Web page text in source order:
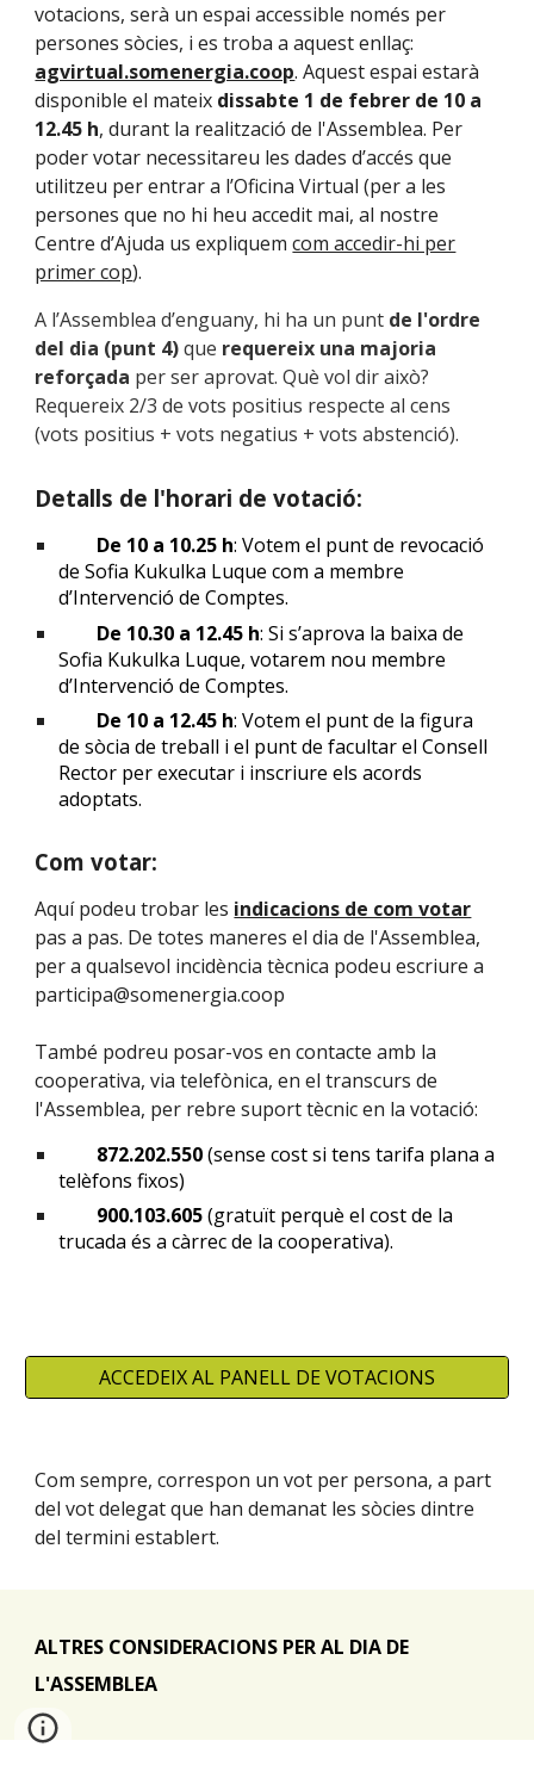
votacions, serà un espai accessible només per
persones sòcies, i es troba a aquest enllaç:
agvirtual.somenergia.coop. Aquest espai estarà
disponible el mateix dissabte 1 de febrer de 10 a
12.45 h, durant la realització de l'Assemblea. Per
poder votar necessitareu les dades d’accés que
utilitzeu per entrar a l’Oficina Virtual (per a les
persones que no hi heu accedit mai, al nostre
Centre d’Ajuda us expliquemcom accedir-hi per
primer cop).
A l’Assemblea d’enguany, hi ha un punt de l'ordre
del dia (punt 4) que requereix una majoria
reforçada per ser aprovat. Què vol dir això?
Requereix 2/3 de vots positius respecte al cens
(vots positius + vots negatius + vots abstenció).
Detalls de l'horari de votació:
De 10 a 10.25 h: Votem el punt de revocació
de Sofia Kukulka Luque com a membre
d’Intervenció de Comptes.
De 10.30 a 12.45 h: Si s’aprova la baixa de
Sofia Kukulka Luque, votarem nou membre
d’Intervenció de Comptes.
De 10 a 12.45 h: Votem el punt de la figura
de sòcia de treball i el punt de facultar el Consell
Rector per executar i inscriure els acords
adoptats.
Com votar:
Aquí podeu trobar les indicacions de com votar
pas a pas. De totes maneres el dia de l'Assemblea,
per a qualsevol incidència tècnica podeu escriure a
participa@somenergia.coop
També podreu posar-vos en contacte amb la
cooperativa, via telefònica, en el transcurs de
l'Assemblea, per rebre suport tècnic en la votació:
872.202.550(sense cost si tens tarifa plana a
telèfons fixos)
900.103.605(gratuït perquè el cost de la
trucada és a càrrec de la cooperativa).
ACCEDEIX AL PANELL DE VOTACIONS
Com sempre, correspon un vot per persona, a part
del vot delegatque han demanat les sòcies dintre
del termini establert.
ALTRES CONSIDERACIONS PER AL DIA DE
L'ASSEMBLEA